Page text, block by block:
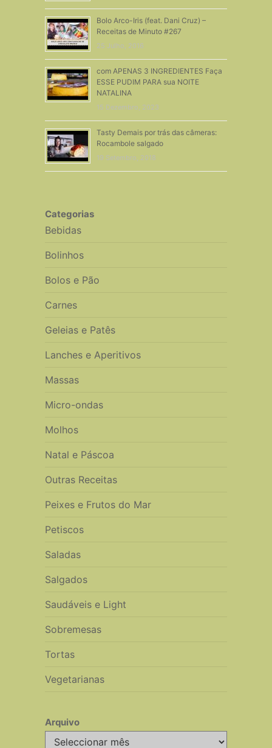
Bolo Arco-Iris (feat. Dani Cruz) –
Receitas de Minuto #267
25 Julho, 2016
com APENAS 3 INGREDIENTES Faça
ESSE PUDIM PARA sua NOITE
NATALINA
15 Dezembro, 2023
Tasty Demais por trás das câmeras:
Rocambole salgado
19 Setembro, 2018
Categorias
Bebidas
Bolinhos
Bolos e Pão
Carnes
Geleias e Patês
Lanches e Aperitivos
Massas
Micro-ondas
Molhos
Natal e Páscoa
Outras Receitas
Peixes e Frutos do Mar
Petiscos
Saladas
Salgados
Saudáveis e Light
Sobremesas
Tortas
Vegetarianas
Arquivo
Arquivo